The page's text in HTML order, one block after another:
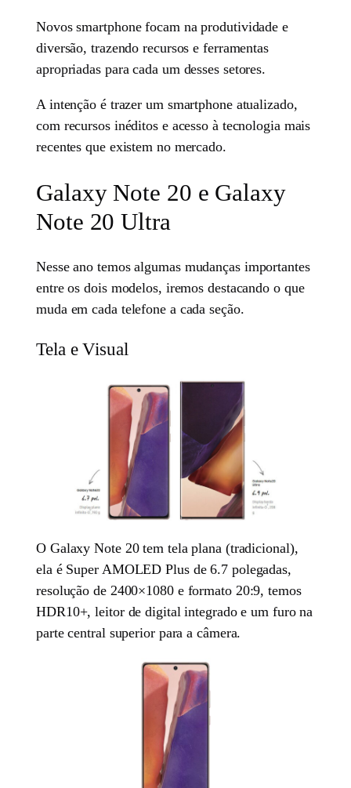
Novos smartphone focam na produtividade e
diversão, trazendo recursos e ferramentas
apropriadas para cada um desses setores.
A intenção é trazer um smartphone atualizado,
com recursos inéditos e acesso à tecnologia mais
recentes que existem no mercado.
Galaxy Note 20 e Galaxy
Note 20 Ultra
Nesse ano temos algumas mudanças importantes
entre os dois modelos, iremos destacando o que
muda em cada telefone a cada seção.
Tela e Visual
O Galaxy Note 20 tem tela plana (tradicional),
ela é Super AMOLED Plus de 6.7 polegadas,
resolução de 2400×1080 e formato 20:9, temos
HDR10+, leitor de digital integrado e um furo na
parte central superior para a câmera.